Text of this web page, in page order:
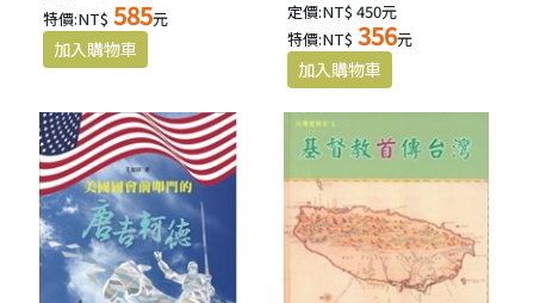
特價:NT$ 585元
定價:NT$ 450元
特價:NT$ 356元